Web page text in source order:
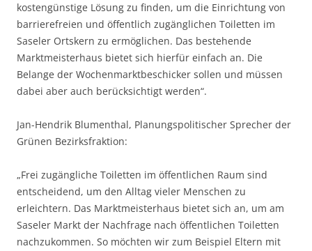
kostengünstige Lösung zu finden, um die Einrichtung von
barrierefreien und öffentlich zugänglichen Toiletten im
Saseler Ortskern zu ermöglichen. Das bestehende
Marktmeisterhaus bietet sich hierfür einfach an. Die
Belange der Wochenmarktbeschicker sollen und müssen
dabei aber auch berücksichtigt werden“.
Jan-Hendrik Blumenthal, Planungspolitischer Sprecher der
Grünen Bezirksfraktion:
„Frei zugängliche Toiletten im öffentlichen Raum sind
entscheidend, um den Alltag vieler Menschen zu
erleichtern. Das Marktmeisterhaus bietet sich an, um am
Saseler Markt der Nachfrage nach öffentlichen Toiletten
nachzukommen. So möchten wir zum Beispiel Eltern mit